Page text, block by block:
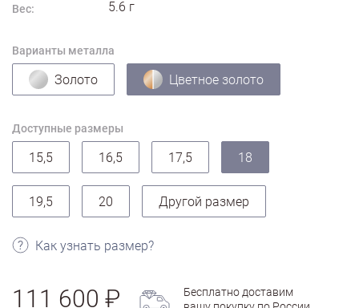
Вес: 5.6 г
Варианты металла
Золото Цветное золото
Доступные размеры
15,5 16,5 17,5 18
19,5 20 Другой размер
Как узнать размер?
111 600
Бесплатно доставим